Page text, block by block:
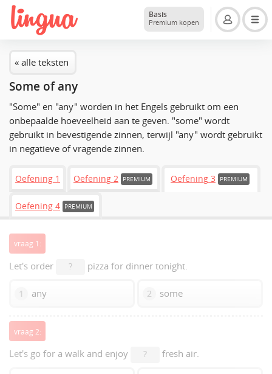
Basis
Premium kopen
« alle teksten
Some of any
"Some" en "any" worden in het Engels gebruikt om een
onbepaalde hoeveelheid aan te geven. "some" wordt
gebruikt in bevestigende zinnen, terwijl "any" wordt gebruikt
in negatieve of vragende zinnen.
Oefening 1 Oefening 2 PREMIUM Oefening 3 PREMIUM
Oefening 4 PREMIUM
vraag 1:
Let's order ? pizza for dinner tonight.
1 any 2 some
vraag 2:
Let's go for a walk and enjoy ? fresh air.